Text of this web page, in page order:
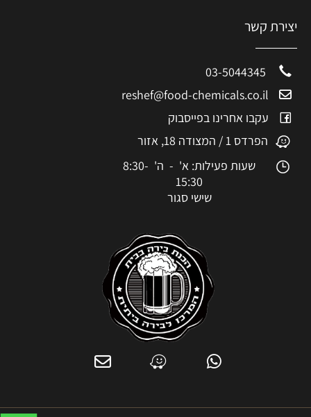
יצירת קשר
reshef@food-chemicals.co.il
עקבו אחרינו בפייסבוק
הפרדס 1 / המצודה 18, אזור
שעות פעילות: א' - ה' 8:30-
15:30
שישי סגור